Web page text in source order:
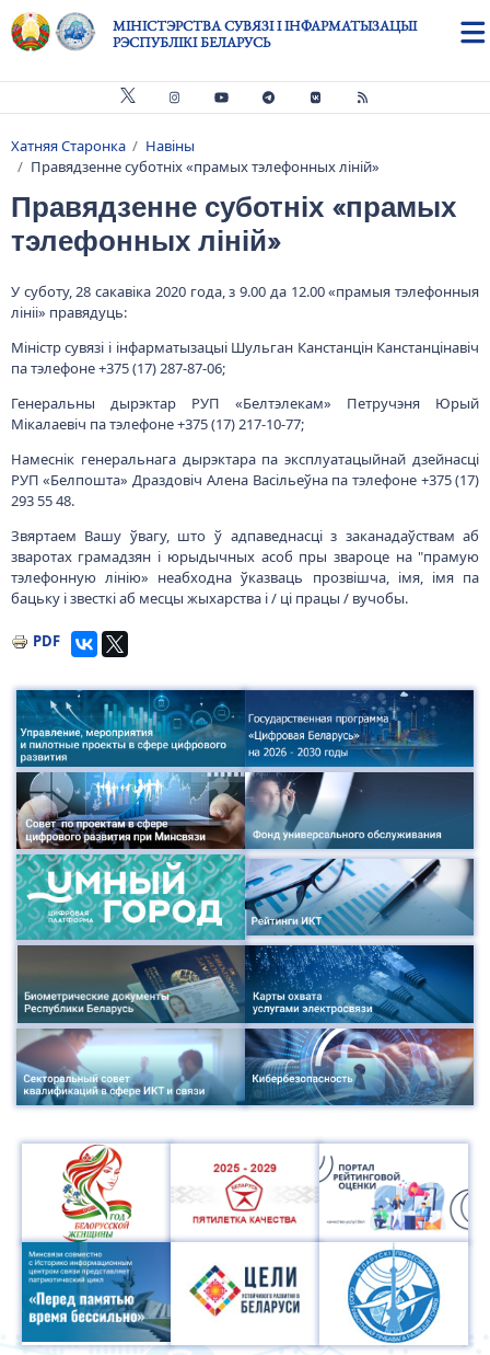
Skip to main content
МІНІСТЭРСТВА СУВЯЗІ І ІНФАРМАТЫЗАЦЫІ
РЭСПУБЛІКІ БЕЛАРУСЬ
Breadcrumb
Хатняя Старонка
Навіны
Правядзенне суботніх «прамых тэлефонных ліній»
Правядзенне суботніх «прамых
тэлефонных ліній»
У суботу, 28 сакавіка 2020 года, з 9.00 да 12.00 «прамыя тэлефонныя
лініі» правядуць:
Міністр сувязі і інфарматызацыі Шульган Канстанцін Канстанцінавіч
па тэлефоне +375 (17) 287-87-06;
Генеральны дырэктар РУП «Белтэлекам» Петручэня Юрый
Мікалаевіч па тэлефоне +375 (17) 217-10-77;
Намеснік генеральнага дырэктара па эксплуатацыйнай дзейнасці
РУП «Белпошта» Драздовіч Алена Васільеўна па тэлефоне +375 (17)
293 55 48.
Звяртаем Вашу ўвагу, што ў адпаведнасці з заканадаўствам аб
зваротах грамадзян і юрыдычных асоб пры звароце на "прамую
тэлефонную лінію» неабходна ўказваць прозвішча, імя, імя па
бацьку і звесткі аб месцы жыхарства і / ці працы / вучобы.
PDF